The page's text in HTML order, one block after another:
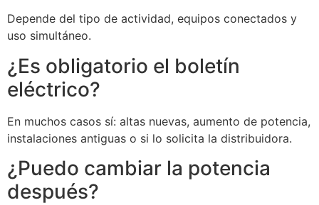
Depende del tipo de actividad, equipos conectados y
uso simultáneo.
¿Es obligatorio el boletín
eléctrico?
En muchos casos sí: altas nuevas, aumento de potencia,
instalaciones antiguas o si lo solicita la distribuidora.
¿Puedo cambiar la potencia
después?